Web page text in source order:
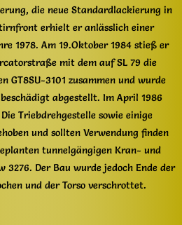
die neue Standardlackierung in
erhielt er anlässlich einer
1978. Am 19.Oktober 1984 stieß er
mit dem auf SL 79 die
GT8SU-3101 zusammen und wurde
abgestellt. Im April 1986
Triebdrehgestelle sowie einige
und sollten Verwendung finden
tunnelgängigen Kran- und
Der Bau wurde jedoch Ende der
und der Torso verschrottet.